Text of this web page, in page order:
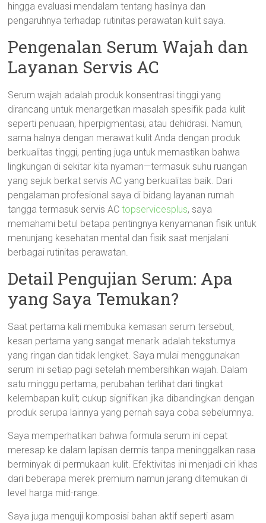
hingga evaluasi mendalam tentang hasilnya dan
pengaruhnya terhadap rutinitas perawatan kulit saya.
Pengenalan Serum Wajah dan
Layanan Servis AC
Serum wajah adalah produk konsentrasi tinggi yang
dirancang untuk menargetkan masalah spesifik pada kulit
seperti penuaan, hiperpigmentasi, atau dehidrasi. Namun,
sama halnya dengan merawat kulit Anda dengan produk
berkualitas tinggi, penting juga untuk memastikan bahwa
lingkungan di sekitar kita nyaman—termasuk suhu ruangan
yang sejuk berkat servis AC yang berkualitas baik. Dari
pengalaman profesional saya di bidang layanan rumah
tangga termasuk servis ACtopservicesplus, saya
memahami betul betapa pentingnya kenyamanan fisik untuk
menunjang kesehatan mental dan fisik saat menjalani
berbagai rutinitas perawatan.
Detail Pengujian Serum: Apa
yang Saya Temukan?
Saat pertama kali membuka kemasan serum tersebut,
kesan pertama yang sangat menarik adalah teksturnya
yang ringan dan tidak lengket. Saya mulai menggunakan
serum ini setiap pagi setelah membersihkan wajah. Dalam
satu minggu pertama, perubahan terlihat dari tingkat
kelembapan kulit; cukup signifikan jika dibandingkan dengan
produk serupa lainnya yang pernah saya coba sebelumnya.
Saya memperhatikan bahwa formula serum ini cepat
meresap ke dalam lapisan dermis tanpa meninggalkan rasa
berminyak di permukaan kulit. Efektivitas ini menjadi ciri khas
dari beberapa merek premium namun jarang ditemukan di
level harga mid-range.
Saya juga menguji komposisi bahan aktif seperti asam